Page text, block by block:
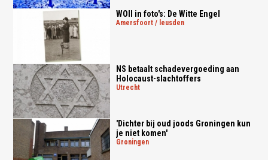
WOII in foto's: De Witte Engel
amersfoort / leusden
NS betaalt schadevergoeding aan
Holocaust-slachtoffers
utrecht
'Dichter bij oud joods Groningen kun
je niet komen'
groningen